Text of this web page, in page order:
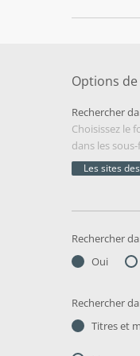
Options
Rechercher
Choisissez le
dans les
Les sites
Rechercher
Oui
Rechercher
Titres et